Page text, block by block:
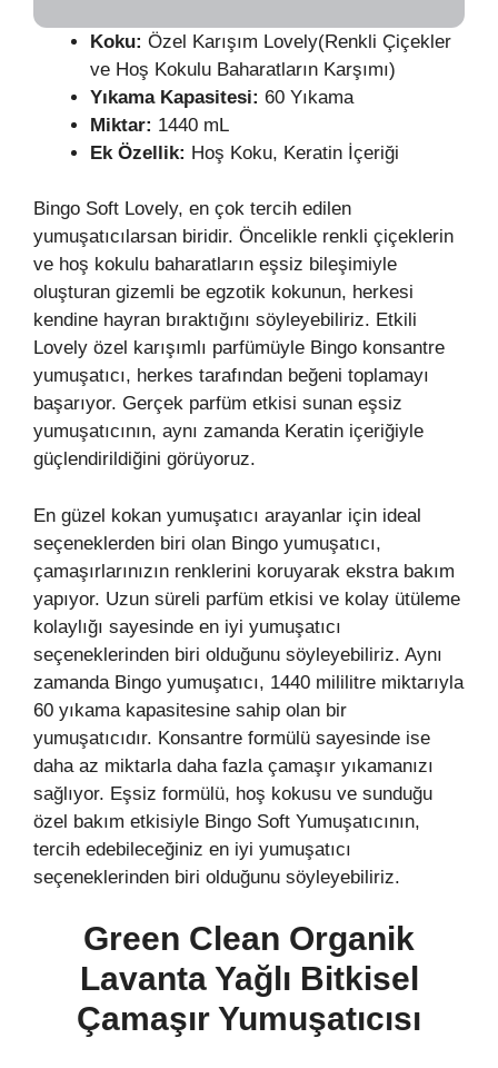
Koku: Özel Karışım Lovely(Renkli Çiçekler
ve Hoş Kokulu Baharatların Karşımı)
Yıkama Kapasitesi: 60 Yıkama
Miktar: 1440 mL
Ek Özellik: Hoş Koku, Keratin İçeriği
Bingo Soft Lovely, en çok tercih edilen
yumuşatıcılarsan biridir. Öncelikle renkli çiçeklerin
ve hoş kokulu baharatların eşsiz bileşimiyle
oluşturan gizemli be egzotik kokunun, herkesi
kendine hayran bıraktığını söyleyebiliriz. Etkili
Lovely özel karışımlı parfümüyle Bingo konsantre
yumuşatıcı, herkes tarafından beğeni toplamayı
başarıyor. Gerçek parfüm etkisi sunan eşsiz
yumuşatıcının, aynı zamanda Keratin içeriğiyle
güçlendirildiğini görüyoruz.
En güzel kokan yumuşatıcı arayanlar için ideal
seçeneklerden biri olan Bingo yumuşatıcı,
çamaşırlarınızın renklerini koruyarak ekstra bakım
yapıyor. Uzun süreli parfüm etkisi ve kolay ütüleme
kolaylığı sayesinde en iyi yumuşatıcı
seçeneklerinden biri olduğunu söyleyebiliriz. Aynı
zamanda Bingo yumuşatıcı, 1440 mililitre miktarıyla
60 yıkama kapasitesine sahip olan bir
yumuşatıcıdır. Konsantre formülü sayesinde ise
daha az miktarla daha fazla çamaşır yıkamanızı
sağlıyor. Eşsiz formülü, hoş kokusu ve sunduğu
özel bakım etkisiyle Bingo Soft Yumuşatıcının,
tercih edebileceğiniz en iyi yumuşatıcı
seçeneklerinden biri olduğunu söyleyebiliriz.
Green Clean Organik
Lavanta Yağlı Bitkisel
Çamaşır Yumuşatıcısı